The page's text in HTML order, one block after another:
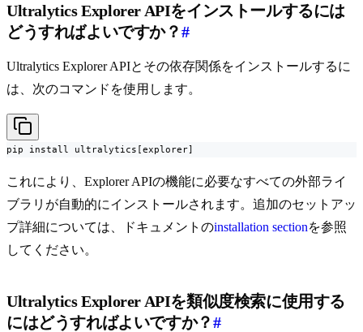
Ultralytics Explorer APIをインストールするには
どうすればよいですか？#
Ultralytics Explorer APIとその依存関係をインストールするに
は、次のコマンドを使用します。
pip install ultralytics[explorer]
これにより、Explorer APIの機能に必要なすべての外部ライ
ブラリが自動的にインストールされます。追加のセットアッ
プ詳細については、ドキュメントのinstallation sectionを参照
してください。
Ultralytics Explorer APIを類似度検索に使用する
にはどうすればよいですか？#